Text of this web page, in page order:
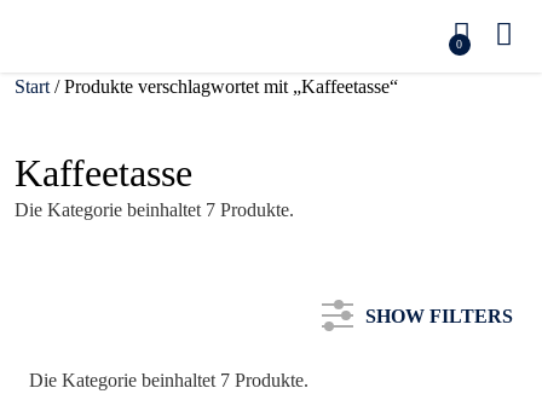
0
Start / Produkte verschlagwortet mit „Kaffeetasse“
Kaffeetasse
Die Kategorie beinhaltet 7 Produkte.
SHOW FILTERS
Die Kategorie beinhaltet 7 Produkte.